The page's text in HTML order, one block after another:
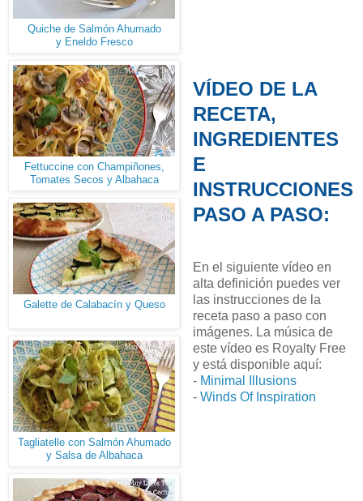
Quiche de Salmón Ahumado
y Eneldo Fresco
Fettuccine con Champiñones,
Tomates Secos y Albahaca
Galette de Calabacín y Queso
Tagliatelle con Salmón Ahumado
y Salsa de Albahaca
VÍDEO DE LA
RECETA,
INGREDIENTES
E
INSTRUCCIONES
PASO A PASO:
En el siguiente vídeo en
alta definición puedes ver
las instrucciones de la
receta paso a paso con
imágenes. La música de
este vídeo es Royalty Free
y está disponible aquí:
- Minimal Illusions
- Winds Of Inspiration